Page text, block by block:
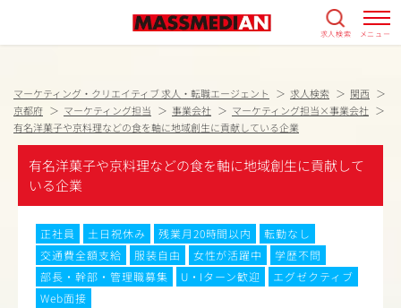
求人検索 メニュー
マーケティング・クリエイティブ 求人・転職エージェント 求人検索
関西
京都府
マーケティング担当 事業会社
マーケティング担当×事業会社
有名洋菓子や京料理などの食を軸に地域創生に貢献している企業
有名洋菓子や京料理などの食を軸に地域創生に貢献して
いる企業
正社員 土日祝休み 残業月20時間以内
転勤なし
交通費全額支給
服装自由 女性が活躍中
学歴不問
部長・幹部・管理職募集
U・Iターン歓迎
エグゼクティブ
Web面接